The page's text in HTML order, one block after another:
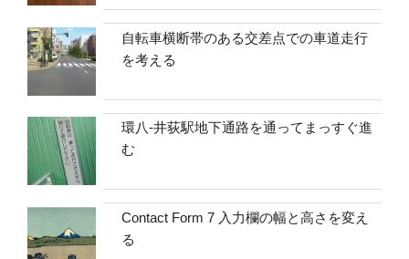
自転車横断帯のある交差点での車道走行
を考える
環八-井荻駅地下通路を通ってまっすぐ進
む
Contact Form 7 入力欄の幅と高さを変え
る